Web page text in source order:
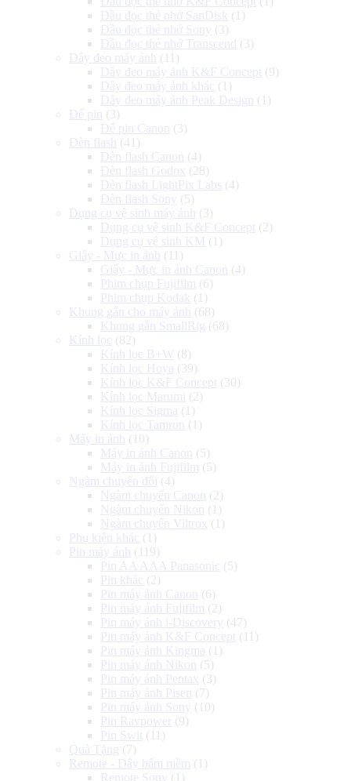
Đầu đọc thẻ nhớ SanDisk (1)
Đầu đọc thẻ nhớ Sony (3)
Đầu đọc thẻ nhớ Transcend
(3)
Dây đeo máy ảnh
(11)
Dây đeo máy ảnh K&F Concept (9)
Dây đeo máy ảnh khác (1)
Dây đeo máy ảnh Peak Design
(1)
Đế pin
(3)
Đế pin Canon
(3)
Đèn flash
(41)
Đèn flash Canon
(4)
Đèn flash Godox (28)
Đèn flash LightPix Labs (4)
Đèn flash Sony (5)
Dụng cụ vệ sinh máy ảnh
(3)
Dụng cụ vệ sinh K&F Concept (2)
Dụng cụ vệ sinh KM (1)
Giấy - Mực in ảnh
(11)
Giấy - Mực in ảnh Canon
(4)
Phim chụp Fujifilm (6)
Phim chụp Kodak (1)
Khung gắn cho máy ảnh
(68)
Khung gắn SmallRig (68)
Kính lọc (82)
Kính lọc B+W (8)
Kính lọc Hoya (39)
Kính lọc K&F Concept (30)
Kính lọc Marumi (2)
Kính lọc Sigma (1)
Kính lọc Tamron
(1)
Máy in ảnh
(10)
Máy in ảnh Canon
(5)
Máy in ảnh Fujifilm (5)
Ngàm chuyển đổi (4)
Ngàm chuyển Canon
(2)
Ngàm chuyển Nikon
(1)
Ngàm chuyển Viltrox (1)
Phụ kiện khác (1)
Pin máy ảnh
(119)
Pin AA AAA Panasonic (5)
Pin khác (2)
Pin máy ảnh Canon
(6)
Pin máy ảnh Fujifilm (2)
Pin máy ảnh i-Discovery (47)
Pin máy ảnh K&F Concept (11)
Pin máy ảnh Kingma (1)
Pin máy ảnh Nikon
(5)
Pin máy ảnh Pentax (3)
Pin máy ảnh Pisen
(7)
Pin máy ảnh Sony (10)
Pin Ravpower
(9)
Pin Swit (11)
Quà Tặng (7)
Remote - Dây bấm mềm (1)
Remote Sony (1)